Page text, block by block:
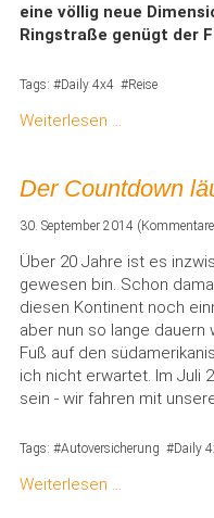
eine völlig neue
Ringstraße genügt der
Tags: Daily 4x4 Reise
Weiterlesen …
Der Countdown
30. September 2014
Über 20 Jahre ist es
gewesen bin. Schon
diesen Kontinent noch
aber nun so lange
Fuß auf den
ich nicht erwartet. Im Juli
sein - wir fahren mit
Tags: Autoversicherung Daily
Weiterlesen …